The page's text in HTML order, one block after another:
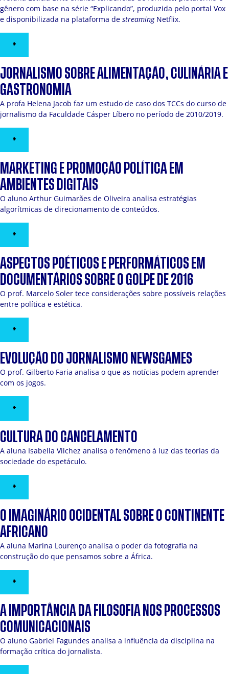
gênero com base na série “Explicando”, produzida pelo portal Vox
e disponibilizada na plataforma de streamingNetflix.
+
JORNALISMO SOBRE ALIMENTAÇÃO, CULINÁRIA E
GASTRONOMIA
A profa Helena Jacob faz um estudo de caso dos TCCs do curso de
jornalismo da Faculdade Cásper Líbero no período de 2010/2019.
+
MARKETING E PROMOÇÃO POLÍTICA EM
AMBIENTES DIGITAIS
O aluno Arthur Guimarães de Oliveira analisa estratégias
algorítmicas de direcionamento de conteúdos.
+
ASPECTOS POÉTICOS E PERFORMÁTICOS EM
DOCUMENTÁRIOS SOBRE O GOLPE DE 2016
O prof. Marcelo Soler tece considerações sobre possíveis relações
entre política e estética.
+
EVOLUÇÃO DO JORNALISMO NEWSGAMES
O prof. Gilberto Faria analisa o que as notícias podem aprender
com os jogos.
+
CULTURA DO CANCELAMENTO
A aluna Isabella Vilchez analisa o fenômeno à luz das teorias da
sociedade do espetáculo.
+
O IMAGINÁRIO OCIDENTAL SOBRE O CONTINENTE
AFRICANO
A aluna Marina Lourenço analisa o poder da fotografia na
construção do que pensamos sobre a África.
+
A IMPORTÂNCIA DA FILOSOFIA NOS PROCESSOS
COMUNICACIONAIS
O aluno Gabriel Fagundes analisa a influência da disciplina na
formação crítica do jornalista.